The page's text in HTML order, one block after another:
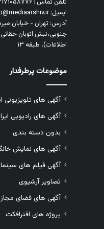
ایمیل: info@mediaarshiv.ir
آدرس: تهران - خیابان
اطلاعات)، طبقه ۱۳
موضوعات پرطرفدار
آگهی های تلویزیونی
آگهی های رادیویی
بدون دسته بندی
آگهی های نمایش
آگهی فیلم های
تصاویر آرشیوی
آگهی های فضای
پروژه های افترافکت